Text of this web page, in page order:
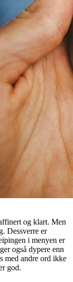
og klart. Men
Dessverre er
i menyen er
også dypere enn
med andre ord ikke
god.